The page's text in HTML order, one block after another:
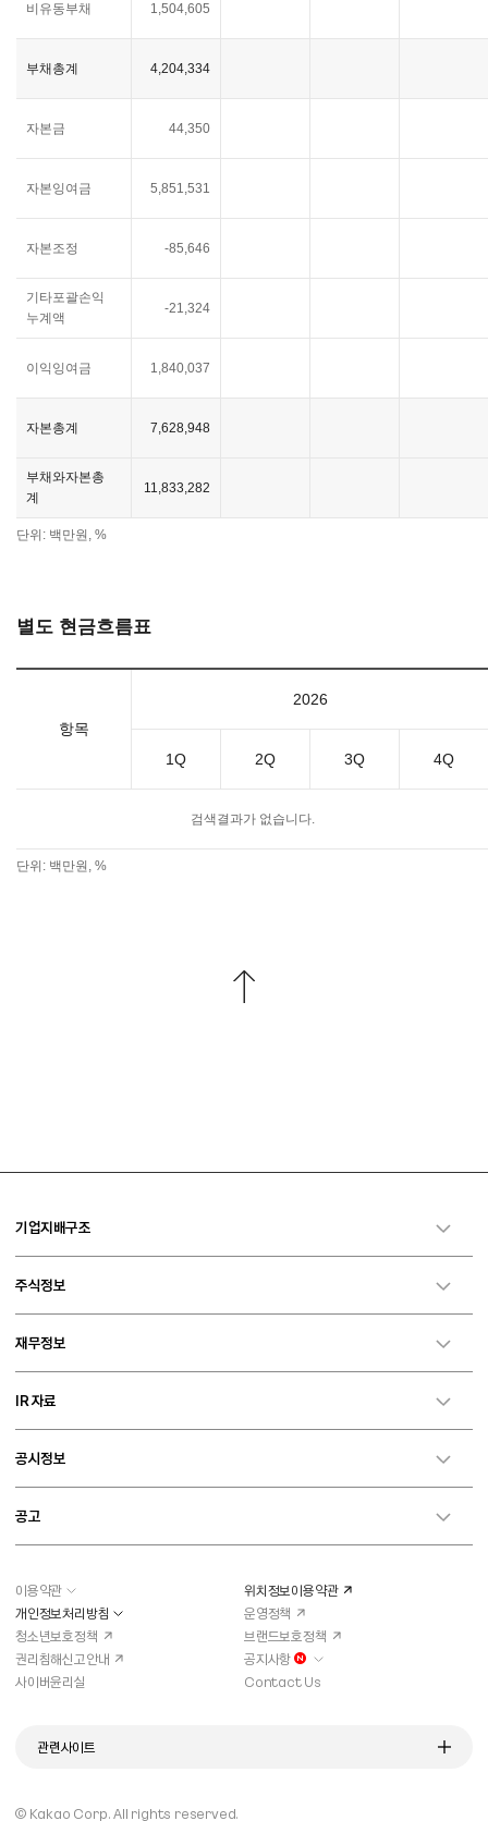
비유동부채 1,504,605
부채총계 4,204,334
자본금 44,350
자본잉여금 5,851,531
자본조정 -85,646
기타포괄손익
누계액
-21,324
이익잉여금 1,840,037
자본총계 7,628,948
부채와자본총
계
11,833,282
단위: 백만원, %
별도 현금흐름표
항목
2026
1Q 2Q 3Q 4Q
검색결과가 없습니다.
단위: 백만원, %
기업지배구조
주식정보
재무정보
IR 자료
공시정보
공고
이용약관
위치정보이용약관
개인정보처리방침
운영정책
청소년보호정책
브랜드보호정책
권리침해신고안내
공지사항
사이버윤리실 Contact Us
관련사이트
© Kakao Corp.All rights reserved.